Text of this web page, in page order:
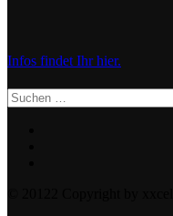
Infos findet Ihr hier.
Suchen
nach: